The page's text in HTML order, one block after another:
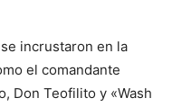
incrustaron en la
el comandante
Don Teofilito y «Wash